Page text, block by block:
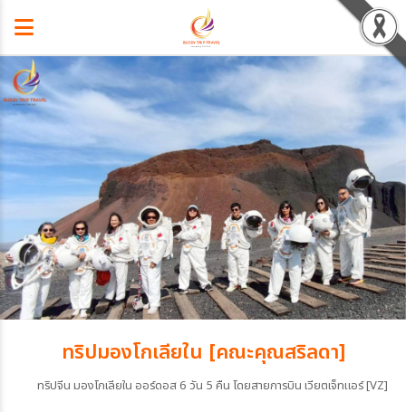
ทริปมองโกเลียใน [คณะคุณสริลดา]
ทริปจีน มองโกเลียใน ออร์ดอส 6 วัน 5 คืน โดยสายการบิน เวียตเจ็ทแอร์ [VZ]